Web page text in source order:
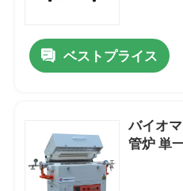
ベストプライス
バイオ
管炉 単